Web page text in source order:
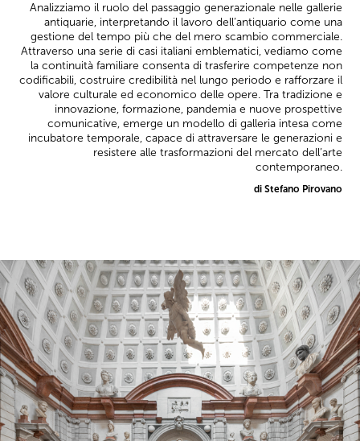
Analizziamo il ruolo del passaggio generazionale nelle gallerie
antiquarie, interpretando il lavoro dell’antiquario come una
gestione del tempo più che del mero scambio commerciale.
Attraverso una serie di casi italiani emblematici, vediamo come
la continuità familiare consenta di trasferire competenze non
codificabili, costruire credibilità nel lungo periodo e rafforzare il
valore culturale ed economico delle opere. Tra tradizione e
innovazione, formazione, pandemia e nuove prospettive
comunicative, emerge un modello di galleria intesa come
incubatore temporale, capace di attraversare le generazioni e
resistere alle trasformazioni del mercato dell’arte
contemporaneo.
di Stefano Pirovano